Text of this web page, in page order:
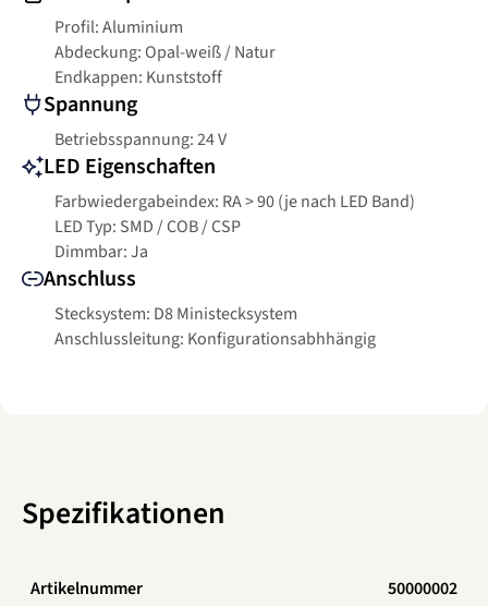
Profil: Aluminium
Abdeckung: Opal-weiß / Natur
Endkappen: Kunststoff
Spannung
Betriebsspannung: 24 V
LED Eigenschaften
Farbwiedergabeindex: RA > 90 (je nach LED Band)
LED Typ: SMD / COB / CSP
Dimmbar: Ja
Anschluss
Stecksystem: D8 Ministecksystem
Anschlussleitung: Konfigurationsabhhängig
Spezifikationen
50000002